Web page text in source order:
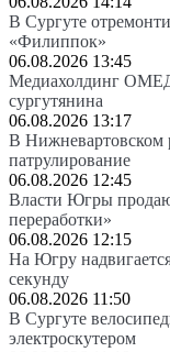
В Сургуте
«Филиппок»
06.08.2026 13:45
Медиахолдинг
сургутянина
06.08.2026 13:17
В Нижневартовском
патрулирование
06.08.2026 12:45
Власти Югры
переработки»
06.08.2026 12:15
На Югру
секунду
06.08.2026 11:50
В Сургуте
электроскутером